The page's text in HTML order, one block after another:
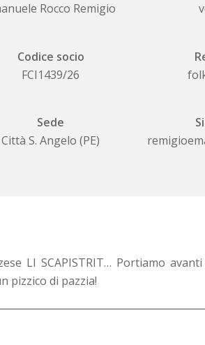
Rocco Remigio
Codice socio
FCI1439/26
Sede
Città S. Angelo (PE)
LI SCAPISTRIT… Portiamo
pizzico di pazzia!